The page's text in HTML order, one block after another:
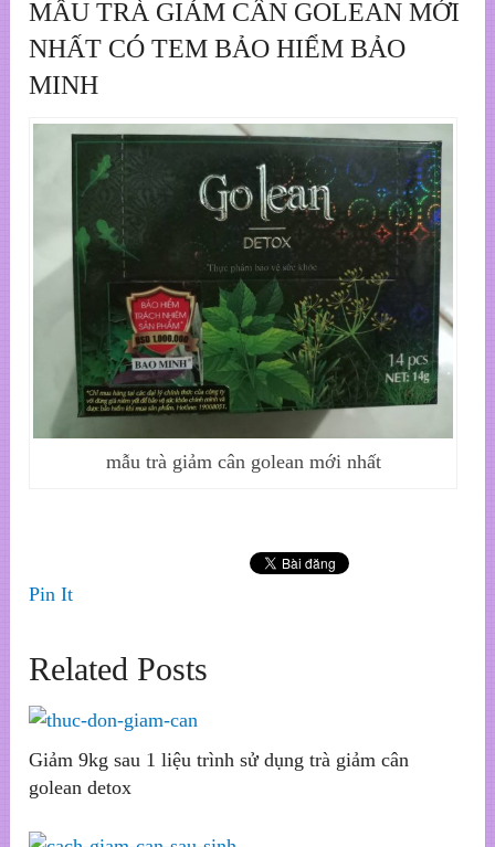
MẪU TRÀ GIẢM CÂN GOLEAN MỚI
NHẤT CÓ TEM BẢO HIỂM BẢO
MINH
mẫu trà giảm cân golean mới nhất
Pin It
Related Posts
Giảm 9kg sau 1 liệu trình sử dụng trà giảm cân
golean detox